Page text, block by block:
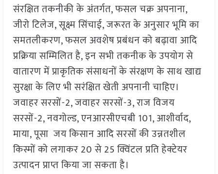
संरक्षित तकनीकी के अंतर्गत, फसल चक्र अपनाना,
जीरो टिलेज, सूक्ष्म सिंचाई, जरूरत के अनुसार भूमि का
समतलीकरण, फसल अवशेष प्रबंधन को बढ़ावा आदि
प्रक्रिया सम्मिलित है, इन सभी तकनीक के उपयोग से
वातारण में प्राकृतिक संसाधनों के संरक्षण के साथ खाद्य
सुरक्षा के लिए भी सरंक्षित खेती अपनानी चाहिए।
जवाहर सरसों-2, जवाहर सरसों-3, राज विजय
सरसों-2, नवगोल्ड, एनआरसीएचबी 101, आशीर्वाद,
माया, पूसा जय किसान आदि सरसों की उन्नतशील
किस्मों को लगाकर 20 से 25 क्विंटल प्रति हेक्टेयर
उत्पादन प्राप्त किया जा सकता है।